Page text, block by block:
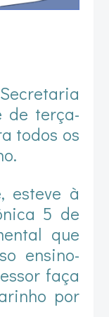
de terça-
todos os
esteve à
5 de
que
ensino-
faça
por